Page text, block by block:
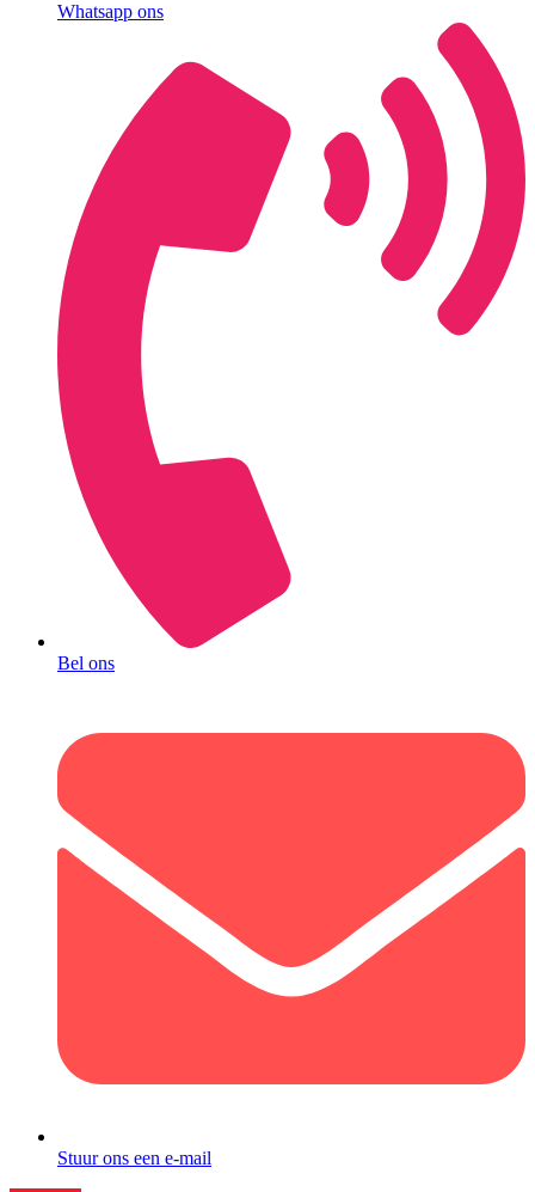
Whatsapp ons
Bel ons
Stuur ons een e-mail